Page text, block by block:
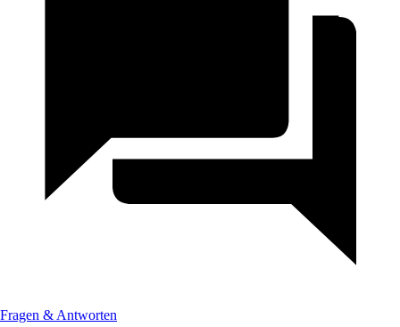
Fragen & Antworten